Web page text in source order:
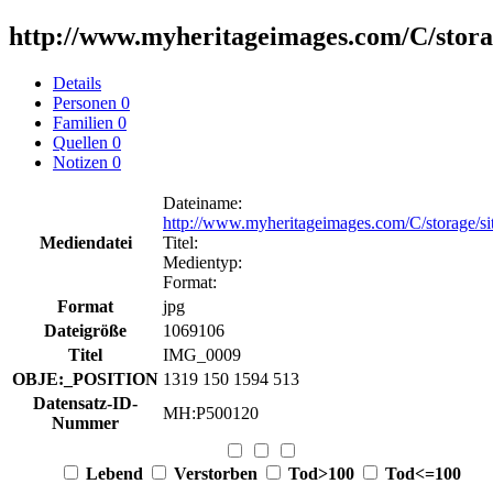
http://www.myheritageimages.com/C/
Details
Personen 0
Familien 0
Quellen 0
Notizen 0
Mediendatei
Dateiname:
http://www.myheritageimages.com/C/
Titel:
Medientyp:
Format:
Format
jpg
Dateigröße
1069106
Titel
IMG_0009
OBJE:_POSITION 1319 150 1594 513
Datensatz-ID-
Nummer
MH:P500120
Lebend Verstorben Tod>100
Tod<=100